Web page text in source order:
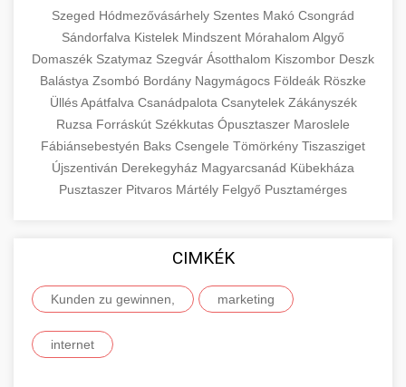
Szeged Hódmezővásárhely Szentes Makó Csongrád
Sándorfalva Kistelek Mindszent Mórahalom Algyő
Domaszék Szatymaz Szegvár Ásotthalom Kiszombor Deszk
Balástya Zsombó Bordány Nagymágocs Földeák Röszke
ÜllésApátfalva Csanádpalota Csanytelek Zákányszék
Ruzsa Forráskút Székkutas Ópusztaszer Maroslele
Fábiánsebestyén Baks Csengele Tömörkény Tiszasziget
Újszentiván Derekegyház Magyarcsanád Kübekháza
Pusztaszer Pitvaros Mártély Felgyő Pusztamérges
CIMKÉK
Kunden zu gewinnen, marketing
internet